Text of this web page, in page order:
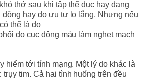
thở sau khi tập thể dục hay đang
động hay do ưu tư lo lắng. Nhưng nếu
thể là do
do cục đông máu làm nghẹt mạch
hiểm tới tính mạng. Một lý do khác là
tim. Cả hai tình huống trên đều